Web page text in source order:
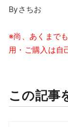
Byさちお
※尚、あくまで
用・ご購入は自
この記事